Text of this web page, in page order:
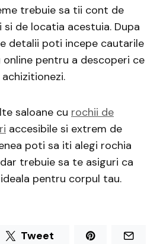
trebuie sa tii cont de
de locatia acestuia. Dupa
detalii poti incepe cautarile
pentru a descoperi ce
saloane cu rochii de
accesibile si extrem de
poti sa iti alegi rochia
trebuie sa te asiguri ca
pentru corpul tau.
Tweet